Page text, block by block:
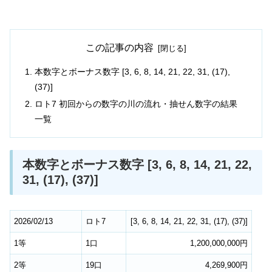
この記事の内容
本数字とボーナス数字 [3, 6, 8, 14, 21, 22, 31, (17),
(37)]
ロト7 初回からの数字の川の流れ・抽せん数字の結果
一覧
本数字とボーナス数字 [3, 6, 8, 14, 21, 22,
31, (17), (37)]
2026/02/13 ロト7 [3, 6, 8, 14, 21, 22, 31, (17), (37)]
1等 1口 1,200,000,000円
2等 19口 4,269,900円